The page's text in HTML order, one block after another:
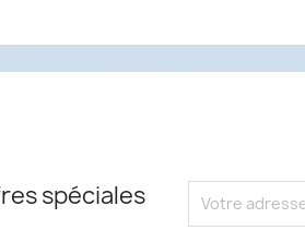
spéciales